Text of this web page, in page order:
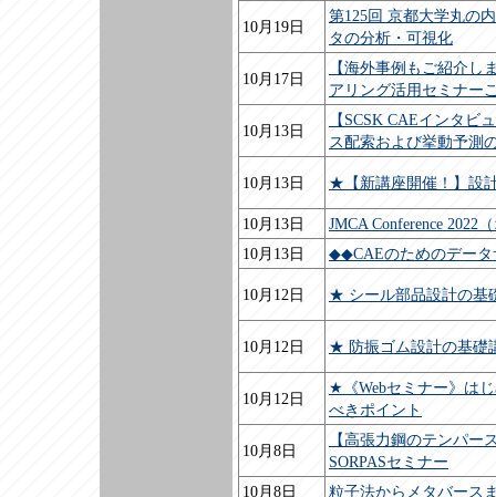
10月19日
第125回 京都大学丸の
タの分析・可視化
10月17日
【海外事例もご紹介し
アリング活用セミナー
10月13日
【SCSK CAEインタビ
ス配索および挙動予測
10月13日 ★【新講座開催！】設
10月13日
JMCA Conference 2022
10月13日
◆◆CAEのためのデー
10月12日 ★ シール部品設計の基
10月12日 ★ 防振ゴム設計の基礎
10月12日
★《Webセミナー》は
べきポイント
10月8日
【高張力鋼のテンパー
SORPASセミナー
10月8日
粒子法からメタバース